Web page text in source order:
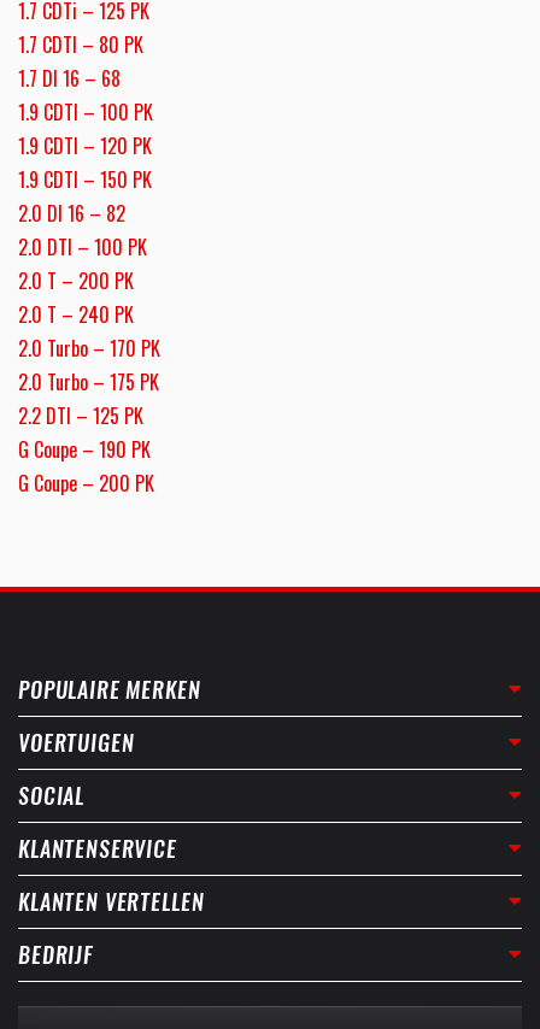
1.7 CDTi – 125 PK
1.7 CDTI – 80 PK
1.7 DI 16 – 68
1.9 CDTI – 100 PK
1.9 CDTI – 120 PK
1.9 CDTI – 150 PK
2.0 DI 16 – 82
2.0 DTI – 100 PK
2.0 T – 200 PK
2.0 T – 240 PK
2.0 Turbo – 170 PK
2.0 Turbo – 175 PK
2.2 DTI – 125 PK
G Coupe – 190 PK
G Coupe – 200 PK
POPULAIRE MERKEN
VOERTUIGEN
SOCIAL
KLANTENSERVICE
KLANTEN VERTELLEN
BEDRIJF